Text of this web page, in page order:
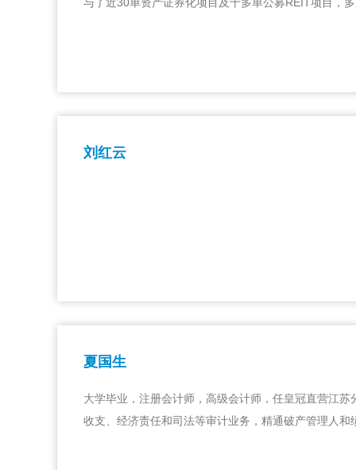
刘红云
夏国生
大学毕业，注册会计师，高级会计师，任皇冠直营江
收支、经济责任和司法等审计业务，精通破产管理人和